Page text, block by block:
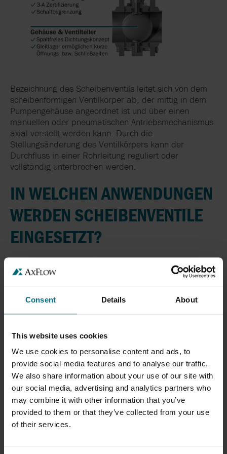
Consent Details About
This website uses cookies
We use cookies to personalise content and ads, to
provide social media features and to analyse our traffic.
We also share information about your use of our site with
our social media, advertising and analytics partners who
may combine it with other information that you’ve
provided to them or that they’ve collected from your use
of their services.
Bezeichnung des Scheibenventils leitet sich von dem
scheibenförmigen Ventilkörper ab, der mittig in dem
Pumpengehäuse angeordnet ist und über einen
manuellen oder pneumatischen Antriebsmechanismus
axial verstellt werden kann. Durch die
Stellungsänderung des Ventilkörpers kann der
Durchfluss in einer Rohrleitung reguliert oder
vollständig unterbrochen werden.
IN WELCHEN ANWENDUNGEN
WERDEN SCHEIBENVENTILE
EINGESETZT?
Brauereien und Getränkehersteller:In Brauereien
dienen Scheibenventile als Absperrorgane zwischen
Rohrleitungen und Gär-, Lager- sowie Reifetanks. Die
Stellungsänderung des Ventilkörpers erfolgt je nach
Automatisierungsgrad der Prozessanlage entweder
manuell per Handgriff oder mittels pneumatischem
Herstellung von Convenience-Saucen: Hygienische
Scheibenventile werden in der Herstellung von
Convenience-Saucen eingesetzt, um gelagerte
Rohstoffe wie Essig, Öl und Gemüsebrühe aus
Prozesstanks kontrolliert den weiteren
Produktionsschritten zuzuführen.
AUSLEGUNG, SERVICE UND